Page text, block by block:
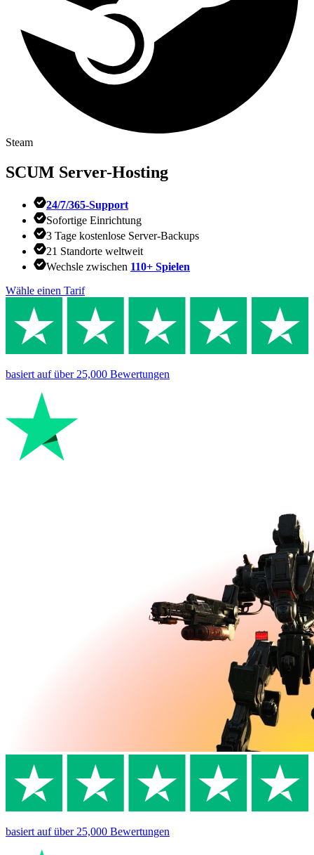
Steam
SCUM Server-Hosting
24/7/365-Support
Sofortige Einrichtung
3 Tage kostenlose Server-Backups
21 Standorte weltweit
Wechsle zwischen 110+ Spielen
Wähle einen Tarif
basiert aufüber 25,000 Bewertungen
basiert aufüber 25,000 Bewertungen